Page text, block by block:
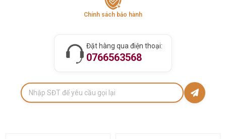
Chính sách bảo hành
Đặt hàng qua điện thoại:
0766563568